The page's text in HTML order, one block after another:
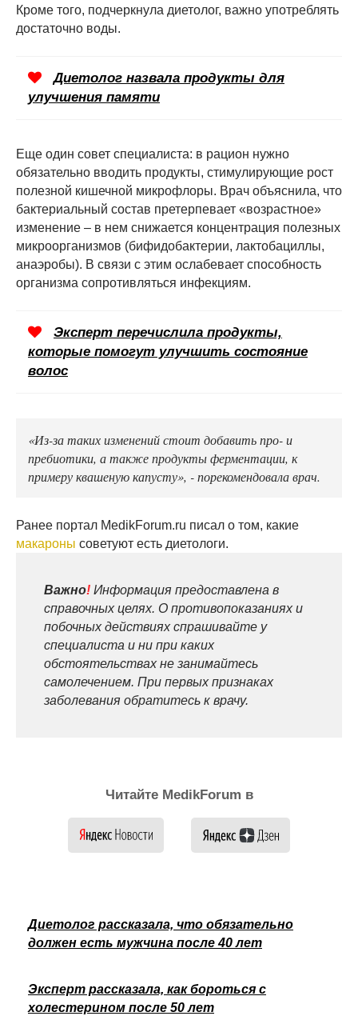
Кроме того, подчеркнула диетолог, важно употреблять
достаточно воды.
Диетолог назвала продукты для
улучшения памяти
Еще один совет специалиста: в рацион нужно
обязательно вводить продукты, стимулирующие рост
полезной кишечной микрофлоры. Врач объяснила, что
бактериальный состав претерпевает «возрастное»
изменение – в нем снижается концентрация полезных
микроорганизмов (бифидобактерии, лактобациллы,
анаэробы). В связи с этим ослабевает способность
организма сопротивляться инфекциям.
Эксперт перечислила продукты,
которые помогут улучшить состояние
волос
«Из-за таких изменений стоит добавить про- и
пребиотики, а также продукты ферментации, к
примеру квашеную капусту», - порекомендовала врач.
Ранее портал MedikForum.ru писал о том, какие
макароны советуют есть диетологи.
Важно! Информация предоставлена в
справочных целях. О противопоказаниях и
побочных действиях спрашивайте у
специалиста и ни при каких
обстоятельствах не занимайтесь
самолечением. При первых признаках
заболевания обратитесь к врачу.
Читайте MedikForum в
Диетолог рассказала, что обязательно
должен есть мужчина после 40 лет
Эксперт рассказала, как бороться с
холестерином после 50 лет